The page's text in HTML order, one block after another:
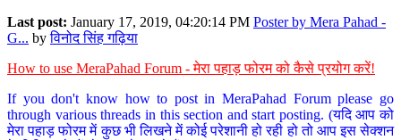
Last post: January 17, 2019, 04:20:14 PM Poster by Mera Pahad -
G... byविनोद सिंह गढ़िया
How to use MeraPahad Forum - मेरा पहाड़ फोरम को कैसे प्रयोग करें!
If you don't know how to post in MeraPahad Forum please go
through various threads in this section and start posting. (यदि आप को
मेरा पहाड़ फोरम में कुछ भी लिखने में कोई परेशानी हो रही हो तो आप इस सेक्शन